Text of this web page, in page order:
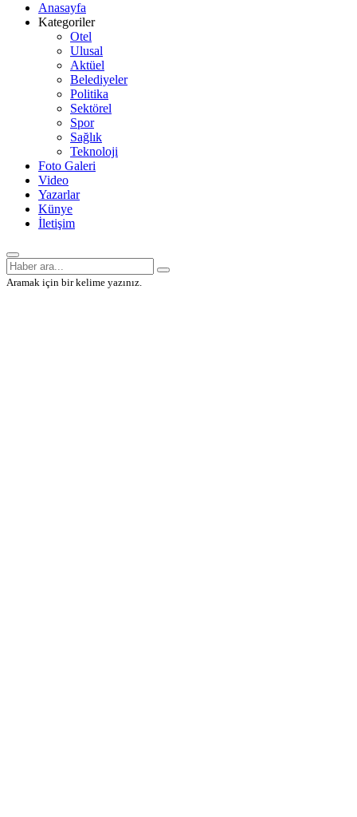
Anasayfa
Kategoriler
Otel
Ulusal
Aktüel
Belediyeler
Politika
Sektörel
Spor
Sağlık
Teknoloji
Foto Galeri
Video
Yazarlar
Künye
İletişim
Aramak için bir kelime yazınız.